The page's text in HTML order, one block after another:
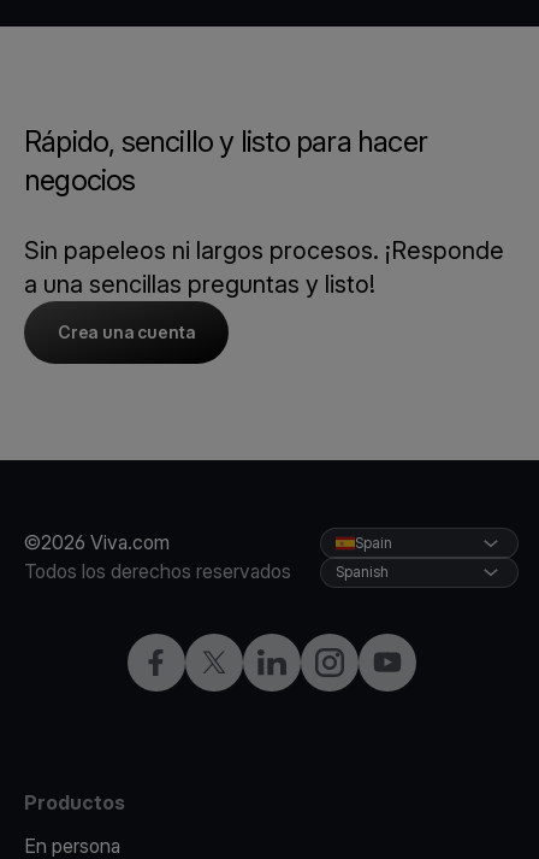
Rápido, sencillo y listo para hacer
negocios
Sin papeleos ni largos procesos. ¡Responde
a una sencillas preguntas y listo!
Crea una cuenta
©2026 Viva.com
Todos los derechos reservados
Facebook
X LinkedInInstagramYouTube
Spain
Spanish
Productos
En persona